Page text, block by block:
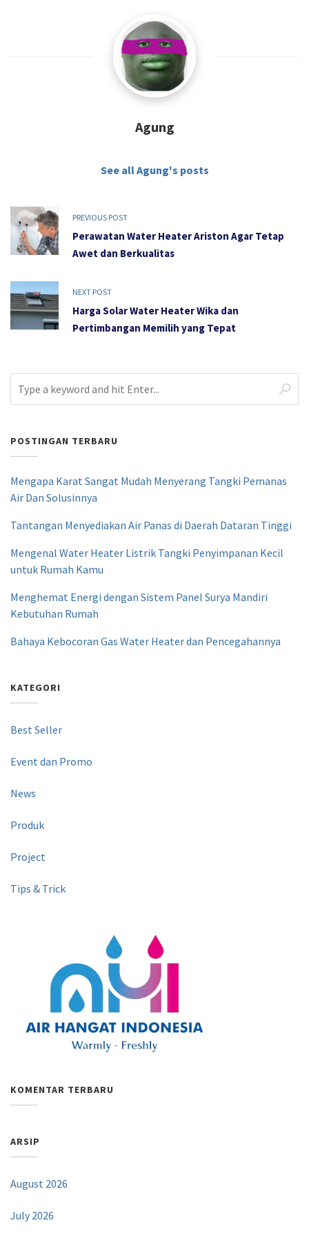
Agung
See all Agung's posts
PREVIOUS POST
Perawatan Water Heater Ariston Agar Tetap
Awet dan Berkualitas
NEXT POST
Harga Solar Water Heater Wika dan
Pertimbangan Memilih yang Tepat
POSTINGAN TERBARU
Mengapa Karat Sangat Mudah Menyerang Tangki Pemanas
Air Dan Solusinnya
Tantangan Menyediakan Air Panas di Daerah Dataran Tinggi
Mengenal Water Heater Listrik Tangki Penyimpanan Kecil
untuk Rumah Kamu
Menghemat Energi dengan Sistem Panel Surya Mandiri
Kebutuhan Rumah
Bahaya Kebocoran Gas Water Heater dan Pencegahannya
KATEGORI
Best Seller
Event dan Promo
News
Produk
Project
Tips & Trick
KOMENTAR TERBARU
ARSIP
August 2026
July 2026